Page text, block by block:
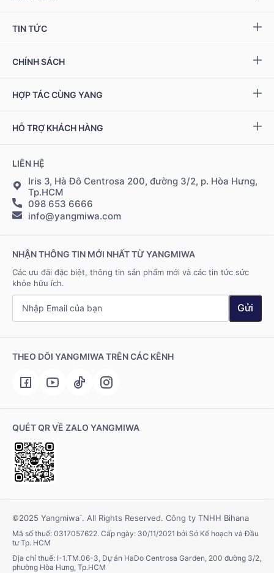
Yang NMN™ 15000 mg
Ziptamin
Bộ kiểm tra NAD +
TIN TỨC
Sự kiện & Ưu đãi
Tuyển dụng
CHÍNH SÁCH
Giải quyết khiếu nại
Điều khoản sử dụng
HỢP TÁC CÙNG YANG
Chính sách đại lý
HỖ TRỢ KHÁCH HÀNG
Đặt hàng & thanh toán
Giao hàng & vận chuyển
Hệ thống điểm bán
LIÊN HỆ
Iris 3, Hà Đô Centrosa 200, đường 3/2, p. Hòa Hưng,
Tp.HCM
098 653 6666
info@yangmiwa.com
NHẬN THÔNG TIN MỚI NHẤT TỪ YANGMIWA
Các ưu đãi đặc biệt, thông tin sản phẩm mới và các tin tức sức
khỏe hữu ích.
Gửi
THEO DÕI YANGMIWA TRÊN CÁC KÊNH
QUÉT QR VỀ ZALO YANGMIWA
©2025 Yangmiwa™. All Rights Reserved. Công ty TNHH Bihana
Mã số thuế: 0317057622. Cấp ngày: 30/11/2021 bởi Sở Kế hoạch và Đầu
tư Tp. HCM
Địa chỉ thuế: I-1.TM.06-3, Dự án HaDo Centrosa Garden, 200 đường 3/2,
phường Hòa Hưng, Tp.HCM